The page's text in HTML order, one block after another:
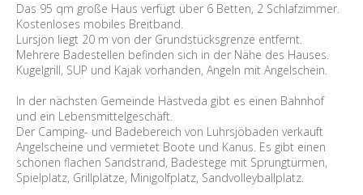
Das 95 qm große Haus verfügt über 6 Betten, 2 Schlafzimmer.
Kostenloses mobiles Breitband.
Lursjön liegt 20 m von der Grundstücksgrenze entfernt.
Mehrere Badestellen befinden sich in der Nähe des Hauses.
Kugelgrill, SUP und Kajak vorhanden, Angeln mit Angelschein.
In der nächsten Gemeinde Hästveda gibt es einen Bahnhof
und ein Lebensmittelgeschäft.
Der Camping- und Badebereich von Luhrsjöbaden verkauft
Angelscheine und vermietet Boote und Kanus. Es gibt einen
schönen flachen Sandstrand, Badestege mit Sprungtürmen,
Spielplatz, Grillplätze, Minigolfplatz, Sandvolleyballplatz.